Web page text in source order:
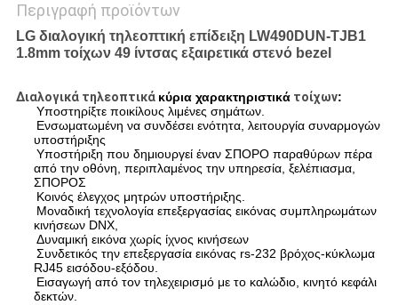
Περιγραφή προϊόντων
LG διαλογική τηλεοπτική επίδειξη LW490DUN-TJB1
1.8mm τοίχων 49 ίντσας εξαιρετικά στενό bezel
Διαλογικά τηλεοπτικά κύρια χαρακτηριστικάτοίχων:
Υποστηρίξτε ποικίλους λιμένες σημάτων.
Ενσωματωμένη να συνδέσει ενότητα, λειτουργία συναρμογών
υποστήριξης
Υποστήριξη που δημιουργεί έναν ΣΠΟΡΟ παραθύρων πέρα
από την οθόνη, περιπλαμένος την υπηρεσία, ξελέπιασμα,
ΣΠΟΡΟΣ
Κοινός έλεγχος μητρών υποστήριξης.
Μοναδική τεχνολογία επεξεργασίας εικόνας συμπληρωμάτων
κινήσεων DNX,
Δυναμική εικόνα χωρίς ίχνος κινήσεων
Συνδετικός την επεξεργασία εικόνας rs-232 βρόχος-κύκλωμα
RJ45 εισόδου-εξόδου.
Εισαγωγή από τον τηλεχειρισμό με το καλώδιο, κινητό κεφάλι
δεκτών.